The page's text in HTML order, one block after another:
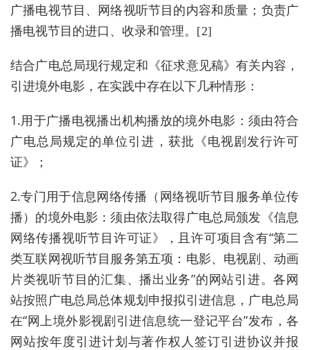
广播电视节目、网络视听节目的内容和质量；负责广
播电视节目的进口、收录和管理。
[2]
结合广电总局现行规定和《征求意见稿》有关内容，
引进境外电影，在实践中存在以下几种情形：
1.用于广播电视播出机构播放的境外电影：须由符合
广电总局规定的单位引进，获批《电视剧发行许可
证》；
2.专门用于信息网络传播（网络视听节目服务单位传
播）的境外电影：须由依法取得广电总局颁发《信息
网络传播视听节目许可证》，且许可项目含有“第二
类互联网视听节目服务第五项：电影、电视剧、动画
片类视听节目的汇集、播出业务”的网站引进。各网
站按照广电总局总体规划申报拟引进信息，广电总局
在“网上境外影视剧引进信息统一登记平台”发布，各
网站按年度引进计划与著作权人签订引进协议并报